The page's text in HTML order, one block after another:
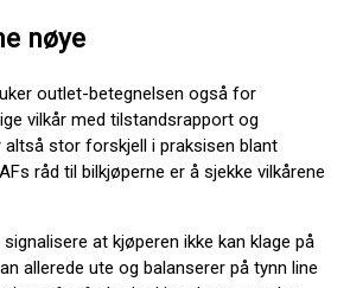
nøye
outlet-betegnelsen også for
vilkår med tilstandsrapport og
altså stor forskjell i praksisen blant
råd til bilkjøperne er å sjekke vilkårene
at kjøperen ikke kan klage på
allerede ute og balanserer på tynn line